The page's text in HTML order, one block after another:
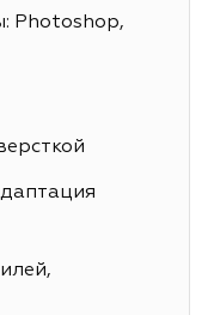
Photoshop,